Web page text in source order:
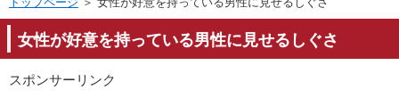
女性が好意を持っている男性に見せるしぐさ
スポンサーリンク